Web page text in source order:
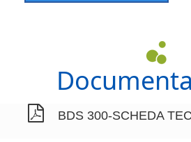
BDS 300-SCHEDA